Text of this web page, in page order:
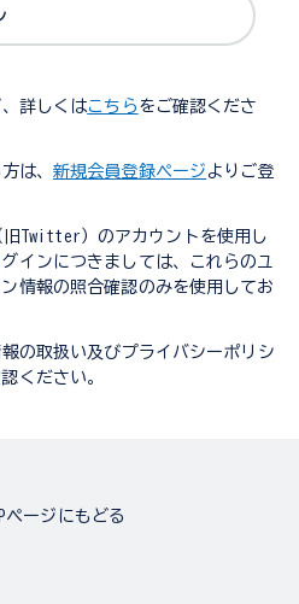
詳しくはこちら をご確認くださ
は、 新規会員登録ページ よりご登
旧Twitter）のアカウントを使用し
インにつきましては、これらのユ
情報の照合確認のみを使用してお
の取扱い及びプライバシーポリシ
ください。
ページにもどる